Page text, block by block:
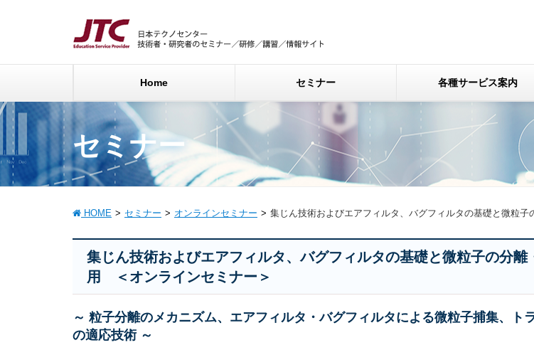
Home セミナー 各種サービス案内
セミナー
HOME セミナー オンラインセミナー 集じん技術およびエアフィルタ、バグフィルタの基礎と微粒
集じん技術およびエアフィルタ、バグフィルタの基礎と微粒子の分離
用 ＜オンラインセミナー＞
～ 粒子分離のメカニズム、エアフィルタ・バグフィルタによる微粒子捕集、ト
の適応技術 ～